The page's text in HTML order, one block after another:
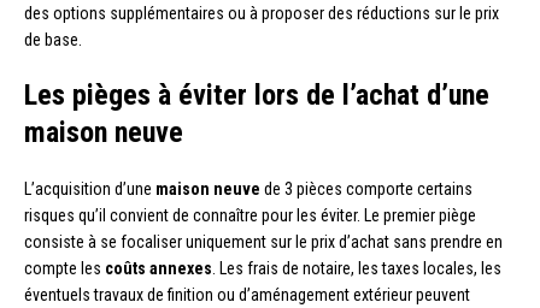
des options supplémentaires ou à proposer des réductions sur le prix
de base.
Les pièges à éviter lors de l’achat d’une
maison neuve
L’acquisition d’une maison neuve de 3 pièces comporte certains
risques qu’il convient de connaître pour les éviter. Le premier piège
consiste à se focaliser uniquement sur le prix d’achat sans prendre en
compte les coûts annexes. Les frais de notaire, les taxes locales, les
éventuels travaux de finition ou d’aménagement extérieur peuvent